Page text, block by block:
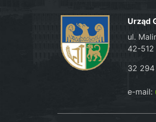
Urząd
ul.
42-512
32
e-mail: